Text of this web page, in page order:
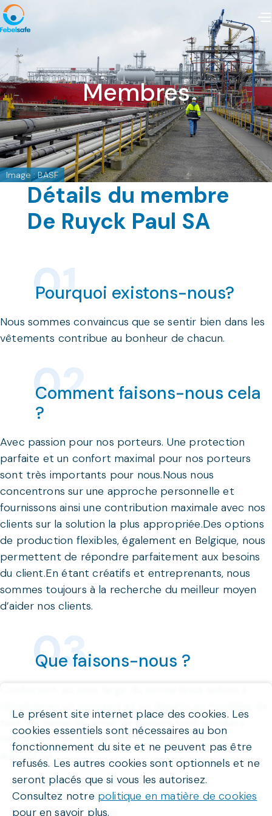
Membres
Image : BASF
Détails du membre
De Ruyck Paul SA
Pourquoi existons-nous?
Nous sommes convaincus que se sentir bien dans les
vêtements contribue au bonheur de chacun.
Comment faisons-nous cela
?
Avec passion pour nos porteurs. Une protection
parfaite et un confort maximal pour nos porteurs
sont très importants pour nous.Nous nous
concentrons sur une approche personnelle et
fournissons ainsi une contribution maximale avec nos
clients sur la solution la plus appropriée.Des options
de production flexibles, également en Belgique, nous
permettent de répondre parfaitement aux besoins
du client.En étant créatifs et entreprenants, nous
sommes toujours à la recherche du meilleur moyen
d’aider nos clients.
Que faisons-nous ?
développer un concept et un design.Les modèles de
test, les séries de prise de mesure sont produits
rapidement et localement.Notre assortiment
aujourd'hui:
vêtements de travail
vêtements de travail conformes aux normes CE
mailles personnalisés
Le présent site internet place des cookies. Les
cookies essentiels sont nécessaires au bon
fonctionnement du site et ne peuvent pas être
refusés. Les autres cookies sont optionnels et ne
seront placés que si vous les autorisez.
Consultez notre politique en matière de cookies
pour en savoir plus.